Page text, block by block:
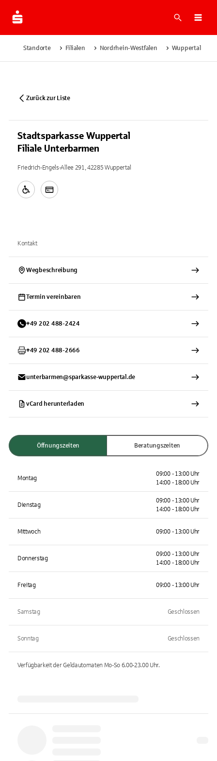
Suche
Standorte Filialen Nordrhein-Westfalen Wuppertal
Zurück zur Liste
Stadtsparkasse Wuppertal
Filiale Unterbarmen
Friedrich-Engels-Allee 291, 42285 Wuppertal
Kontakt
Wegbeschreibung
Termin vereinbaren
+49 202 488-2424
+49 202 488-2666
unterbarmen@sparkasse-wuppertal.de
vCard herunterladen
Öffnungszeiten Beratungszeiten
Montag
09:00 - 13:00 Uhr
14:00 - 18:00 Uhr
Dienstag
09:00 - 13:00 Uhr
14:00 - 18:00 Uhr
Mittwoch 09:00 - 13:00 Uhr
Donnerstag
09:00 - 13:00 Uhr
14:00 - 18:00 Uhr
Freitag 09:00 - 13:00 Uhr
Samstag Geschlossen
Sonntag Geschlossen
Verfügbarkeit der Geldautomaten Mo-So 6.00-23.00Uhr.